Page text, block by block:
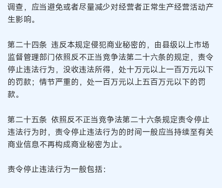
调查，应当避免或者尽量减少对经营者正常生产经营活动产
生影响。
第二十四条 违反本规定侵犯商业秘密的，由县级以上市场
监督管理部门依照反不正当竞争法第二十六条的规定，责令
停止违法行为，没收违法所得，处十万元以上一百万元以下
的罚款；情节严重的，处一百万元以上五百万元以下的罚
款。
第二十五条 依照反不正当竞争法第二十六条规定责令停止
违法行为时，责令停止违法行为的时间一般应当持续至有关
商业信息不再构成商业秘密为止。
责令停止违法行为一般包括：